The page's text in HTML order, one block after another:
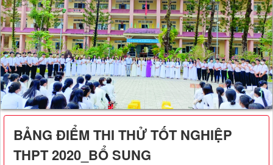
BẢNG ĐIỂM THI THỬ TỐT NGHIỆP
THPT 2020_BỔ SUNG